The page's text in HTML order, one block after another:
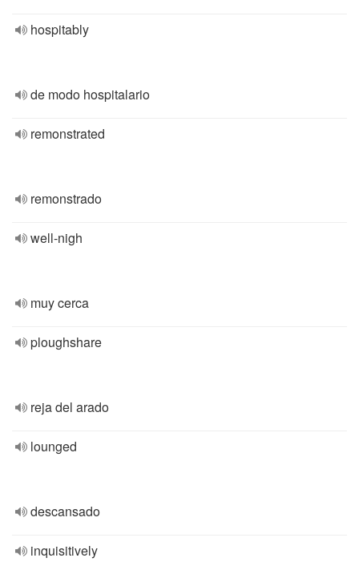
hospitably
de modo hospitalario
remonstrated
remonstrado
well-nigh
muy cerca
ploughshare
reja del arado
lounged
descansado
inquisitively